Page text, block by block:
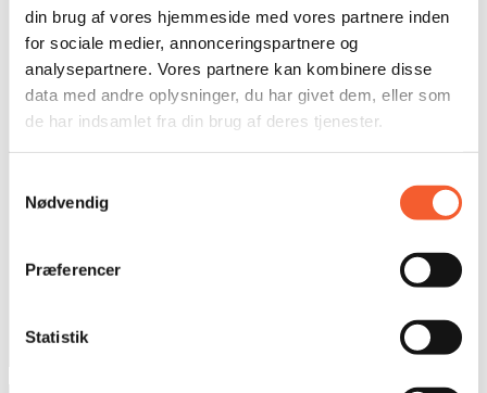
din brug af vores hjemmeside med vores partnere inden
for sociale medier, annonceringspartnere og
analysepartnere. Vores partnere kan kombinere disse
data med andre oplysninger, du har givet dem, eller som
de har indsamlet fra din brug af deres tjenester.
Nødvendig
Præferencer
Statistik
Nachrichten
Presse
Über uns
BLEIBEN SIE AUF DEM LAUFENDEN
Instagram